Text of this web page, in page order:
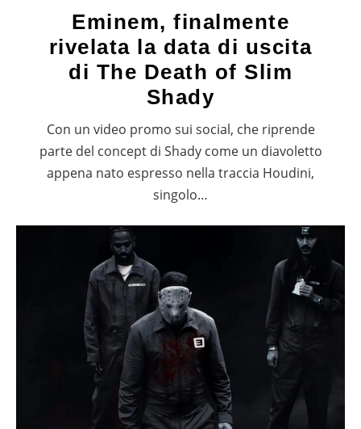
Eminem, finalmente
rivelata la data di uscita
di The Death of Slim
Shady
Con un video promo sui social, che riprende
parte del concept di Shady come un diavoletto
appena nato espresso nella traccia Houdini,
singolo…